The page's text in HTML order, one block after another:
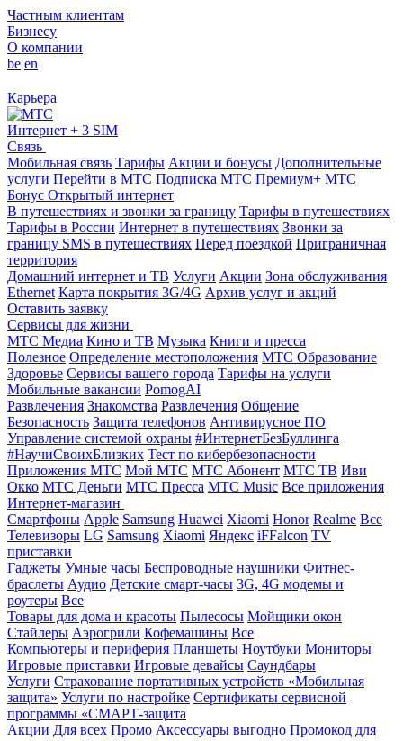
Частным клиентам
Бизнесу
О компании
be en
Карьера
Интернет + 3 SIM
Связь
Мобильная связь Тарифы Акции и бонусы Дополнительные
услуги Перейти в МТС Подписка МТС Премиум+ МТС
Бонус Открытый интернет
В путешествиях и звонки за границу Тарифы в путешествиях
Тарифы в России Интернет в путешествиях Звонки за
границу SMS в путешествиях Перед поездкой Приграничная
территория
Домашний интернет и ТВ Услуги Акции Зона обслуживания
Ethernet Карта покрытия 3G/4G Архив услуг и акций
Оставить заявку
Сервисы для жизни
МТС Медиа Кино и ТВ Музыка Книги и пресса
Полезное Определение местоположения МТС Образование
Здоровье Сервисы вашего города Тарифы на услуги
Мобильные вакансии PomogAI
Развлечения Знакомства Развлечения Общение
Безопасность Защита телефонов Антивирусное ПО
Управление системой охраны #ИнтернетБезБуллинга
#НаучиСвоихБлизких Тест по кибербезопасности
Приложения МТС Мой МТС МТС Абонент МТС ТВ Иви
Окко МТС Деньги МТС Пресса МТС Music Все приложения
Интернет-магазин
Смартфоны Apple Samsung Huawei Xiaomi Honor Realme Все
Телевизоры LG Samsung Xiaomi Яндекс iFFalcon TV
приставки
Гаджеты Умные часы Беспроводные наушники Фитнес-
браслеты Аудио Детские смарт-часы 3G, 4G модемы и
роутеры Все
Товары для дома и красоты Пылесосы Мойщики окон
Стайлеры Аэрогрили Кофемашины Все
Компьютеры и периферия Планшеты Ноутбуки Мониторы
Игровые приставки Игровые девайсы Саундбары
Услуги Страхование портативных устройств «Мобильная
защита» Услуги по настройке Сертификаты сервисной
программы «СМАРТ-защита
Акции Для всех Промо Аксессуары выгодно Промокод для